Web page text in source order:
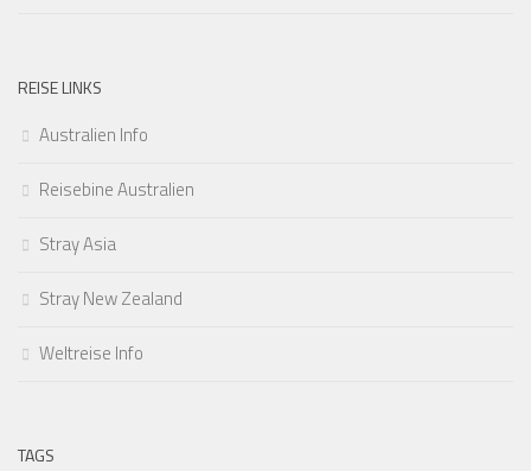
REISE LINKS
Australien Info
Reisebine Australien
Stray Asia
Stray New Zealand
Weltreise Info
TAGS